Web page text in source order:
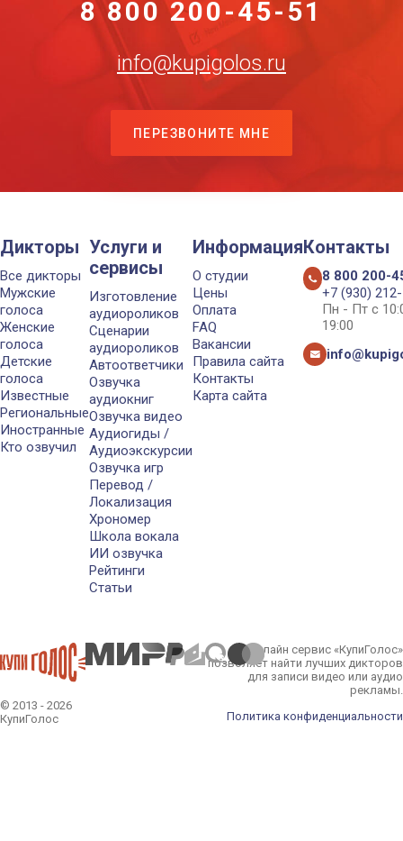
8 800 200-45-51
info@kupigolos.ru
ПЕРЕЗВОНИТЕ МНЕ
Дикторы
Все дикторы
Мужские
голоса
Женские
голоса
Детские
голоса
Известные
Региональные
Иностранные
Кто озвучил
Услуги и
сервисы
Изготовление
аудиороликов
Сценарии
аудиороликов
Автоответчики
Озвучка
аудиокниг
Озвучка видео
Аудиогиды /
Аудиоэкскурсии
Озвучка игр
Перевод /
Локализация
Хрономер
Школа вокала
ИИ озвучка
Рейтинги
Статьи
Информация
О студии
Цены
Оплата
FAQ
Вакансии
Правила сайта
Контакты
Карта сайта
Контакты
8 800 200-
+7 (930)
Пн - Пт с
19:00
© 2013 - 2026
КупиГолос
Онлайн сервис «КупиГолос»
позволяет найти лучших дикторов
для записи видео или аудио
рекламы.
Политика конфиденциальности